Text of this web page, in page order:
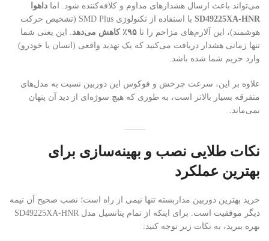
می‌تواند باعث ارسال هشدارهای مداوم و کلافه‌کننده شود. اما داهوا
SD49225XA-HNR
با استفاده از تکنولوژی SMD Plus (تشخیص حرکت
هوشمند)، این آلارم‌های مزاحم را تا ۹۵٪ کاهش می‌دهد
. این یعنی شما
تنها زمانی هشدار دریافت می‌کنید که یک تهدید واقعی (انسان یا خودرو)
وارد حریم شما شده باشد.
علاوه بر این، سرعت چرخش و فوکوس این دوربین نسبت به مدل‌های
متفرقه بسیار بالاتر است، به طوری که هیچ سوژه‌ای از دید آن پنهان
نمی‌ماند.
نکات طلایی نصب و بهینه‌سازی برای
بهترین عملکرد
خرید بهترین دوربین مداربسته تنها نیمی از راه است؛ نصب صحیح آن نیمه
دیگر موفقیت است. برای اینکه از تمام پتانسیل مدل SD49225XA-HNR
بهره ببرید، به نکات زیر توجه کنید: